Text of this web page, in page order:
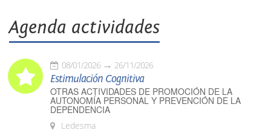
Agenda actividades
08/01/2026 26/11/2026
Estimulación Cognitiva
OTRAS ACTIVIDADES DE PROMOCIÓN DE LA
AUTONOMÍA PERSONAL Y PREVENCIÓN DE LA
DEPENDENCIA
Ledesma